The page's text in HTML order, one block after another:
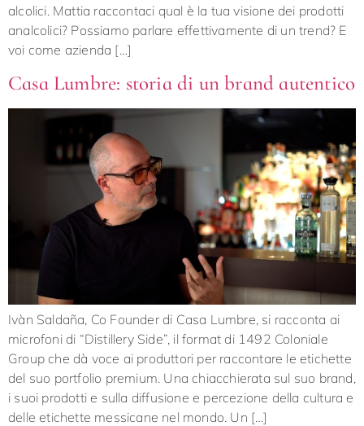
alcolici. Mattia raccontaci qual è la tua visione dei prodotti
analcolici? Possiamo parlare effettivamente di un trend? E
voi come azienda […]
Casa Lumbre: storia di un brand autentico
Ivàn Saldaña, Co Founder di Casa Lumbre, si racconta ai
microfoni di “Distillery Side”, il format di 1492 Coloniale
Group che dà voce ai produttori per raccontare le etichette
del suo portfolio premium. Una chiacchierata sul suo brand,
i suoi prodotti e sulla diffusione e percezione della cultura e
delle etichette messicane nel mondo. Un […]